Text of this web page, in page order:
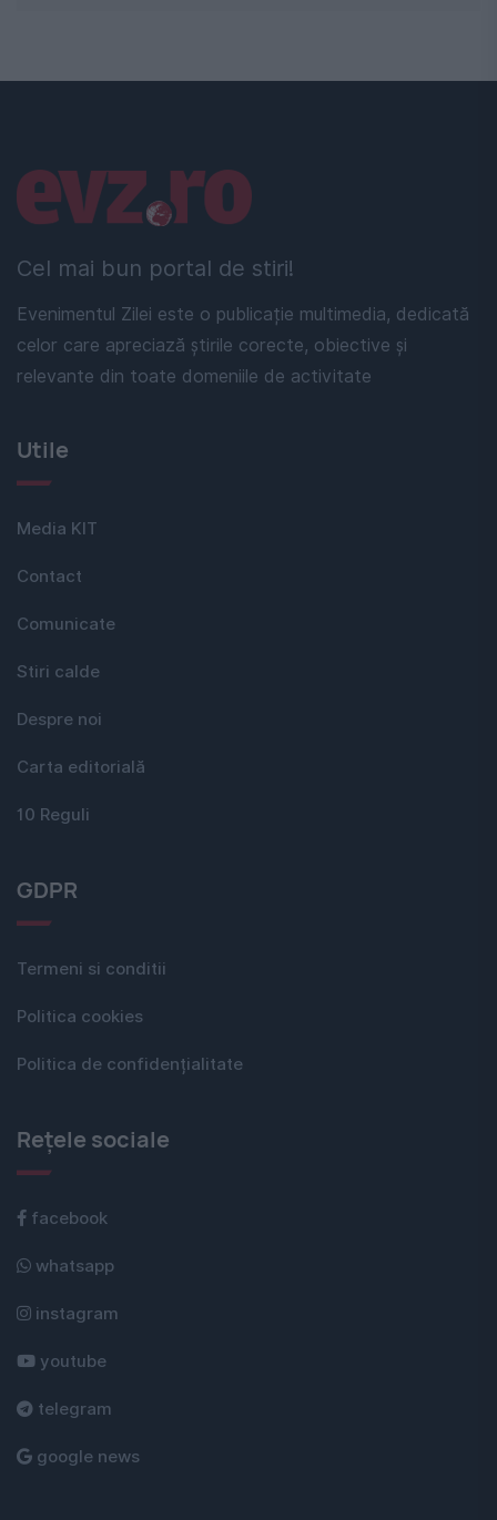
Cel mai bun portal de stiri!
Evenimentul Zilei este o publicație multimedia, dedicată
celor care apreciază știrile corecte, obiective și
relevante din toate domeniile de activitate
Linkuri utile
Utile
Media KIT
Contact
Comunicate
Stiri calde
Despre noi
Carta editorială
10 Reguli
GDPR
Termeni si conditii
Politica cookies
Politica de confidențialitate
Rețele sociale
facebook
whatsapp
instagram
youtube
telegram
google news